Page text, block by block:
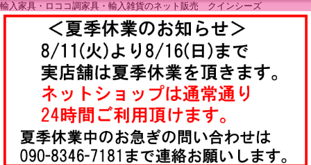
輸入家具・ロココ調家具・輸入雑貨のネット販売 クインシーズ